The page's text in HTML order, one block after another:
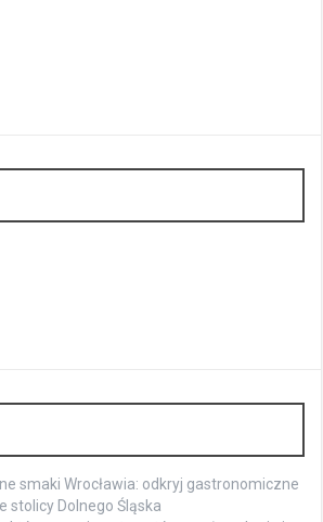
smaki Wrocławia: odkryj gastronomiczne
stolicy Dolnego Śląska